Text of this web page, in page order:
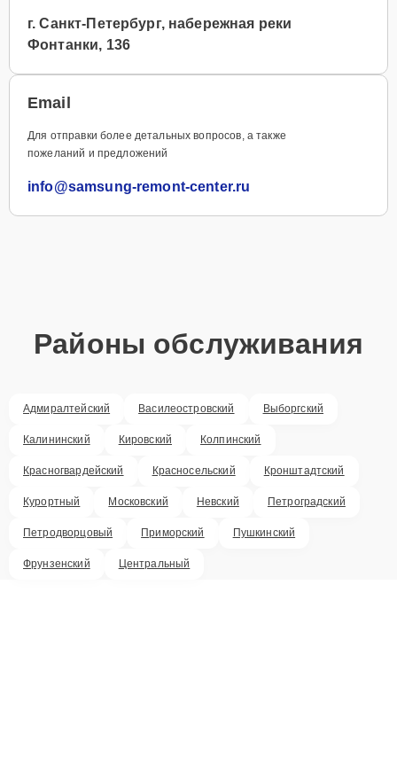
г. Санкт-Петербург, набережная реки
Фонтанки, 136
Email
Для отправки более детальных вопросов, а также
пожеланий и предложений
info@samsung-remont-center.ru
Районы обслуживания
Адмиралтейский Василеостровский Выборгский
Калининский Кировский Колпинский
Красногвардейский Красносельский Кронштадтский
Курортный Московский Невский Петроградский
Петродворцовый Приморский Пушкинский
Фрунзенский Центральный